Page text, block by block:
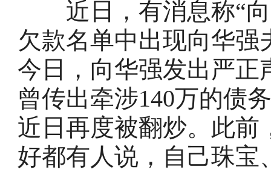
近日，有消息称“向
欠款名单中出现向华
今日，向华强发出严正
曾传出牵涉140万的债
近日再度被翻炒。此前
好都有人说，自己珠宝